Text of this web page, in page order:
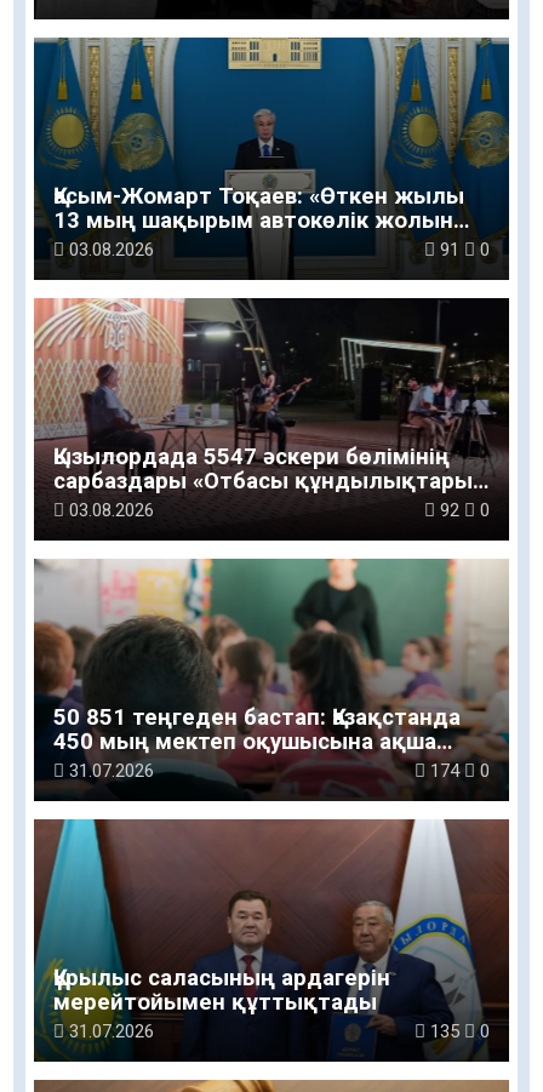
Қасым-Жомарт Тоқаев: «Өткен жылы
13 мың шақырым автокөлік жолын
салу және жөндеу жұмысы
03.08.2026 91 0
Қызылордада 5547 әскери бөлімінің
сарбаздары «Отбасы құндылықтары
– ұлт болашағы» атты рухани-мәдени
03.08.2026 92 0
50 851 теңгеден бастап: Қазақстанда
450 мың мектеп оқушысына ақша
беріледі
31.07.2026 174 0
Құрылыс саласының ардагерін
мерейтойымен құттықтады
31.07.2026 135 0